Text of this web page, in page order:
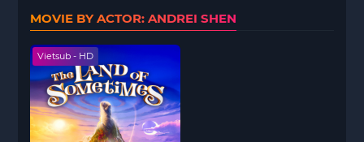
MOVIE BY ACTOR: ANDREI SHEN
Vietsub - HD